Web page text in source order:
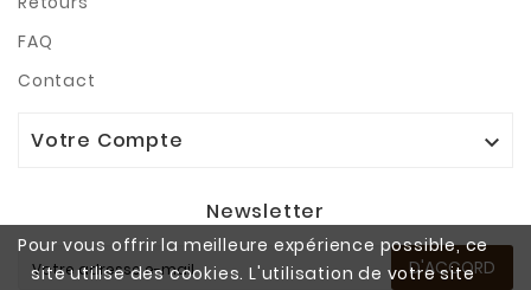
Pour vous offrir la meilleure expérience possible, ce
site utilise des cookies. L'utilisation de votre site
FAQ
Contact
Votre Compte 
Newsletter
D'ACCORD